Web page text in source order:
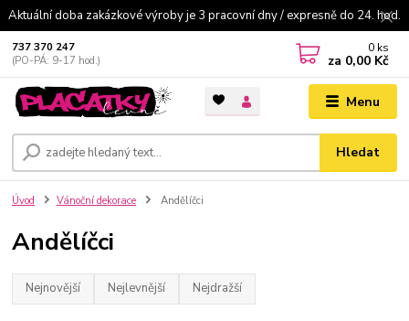
Aktuální doba zakázkové výroby je 3 pracovní dny / expresně do 24. hod.
Menu
Hledat
737 370 247
(PO-PÁ: 9-17 hod.)
0 ks
za 0,00 Kč
Úvod Vánoční dekorace Andělíčci
Andělíčci
Nejnovější Nejlevnější Nejdražší